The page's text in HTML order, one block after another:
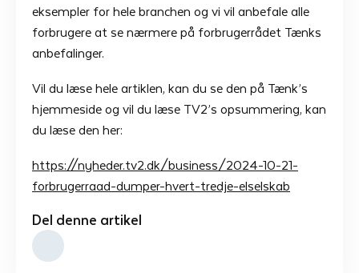
eksempler for hele branchen og vi vil anbefale alle
forbrugere at se nærmere på forbrugerrådet Tænks
anbefalinger.
Vil du læse hele artiklen, kan du se den på Tænk’s
hjemmeside og vil du læse TV2’s opsummering, kan
du læse den her:
https://nyheder.tv2.dk/business/2024-10-21-
forbrugerraad-dumper-hvert-tredje-elselskab
Del denne artikel